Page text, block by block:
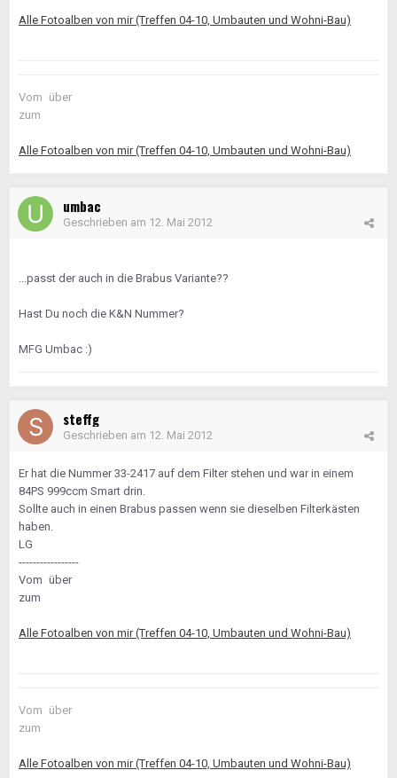
Alle Fotoalben von mir (Treffen 04-10, Umbauten und Wohni-Bau)
Vom über
zum
Alle Fotoalben von mir (Treffen 04-10, Umbauten und Wohni-Bau)
umbac
Geschrieben am 12. Mai 2012
...passt der auch in die Brabus Variante??
Hast Du noch die K&N Nummer?
MFG Umbac :)
steffg
Geschrieben am 12. Mai 2012
Er hat die Nummer 33-2417 auf dem Filter stehen und war in einem
84PS 999ccm Smart drin.
Sollte auch in einen Brabus passen wenn sie dieselben Filterkästen
haben.
LG
-----------------
Vom über
zum
Alle Fotoalben von mir (Treffen 04-10, Umbauten und Wohni-Bau)
Vom über
zum
Alle Fotoalben von mir (Treffen 04-10, Umbauten und Wohni-Bau)